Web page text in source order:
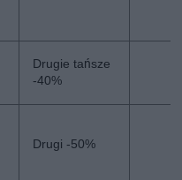
Drugie tańsze
-40%
Drugi -50%